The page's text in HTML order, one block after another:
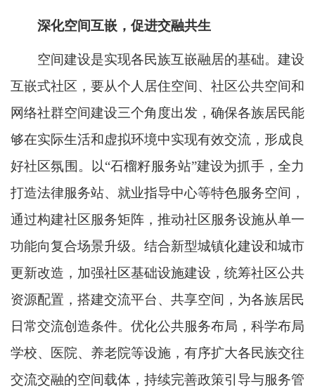
深化空间互嵌，促进交融共生
空间建设是实现各民族互嵌融居的基础。建设
互嵌式社区，要从个人居住空间、社区公共空间和
网络社群空间建设三个角度出发，确保各族居民能
够在实际生活和虚拟环境中实现有效交流，形成良
好社区氛围。以“石榴籽服务站”建设为抓手，全力
打造法律服务站、就业指导中心等特色服务空间，
通过构建社区服务矩阵，推动社区服务设施从单一
功能向复合场景升级。结合新型城镇化建设和城市
更新改造，加强社区基础设施建设，统筹社区公共
资源配置，搭建交流平台、共享空间，为各族居民
日常交流创造条件。优化公共服务布局，科学布局
学校、医院、养老院等设施，有序扩大各民族交往
交流交融的空间载体，持续完善政策引导与服务管